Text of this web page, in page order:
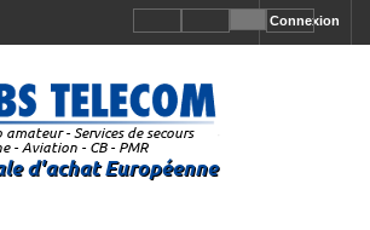
Connexion